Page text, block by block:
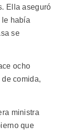
Ella aseguró
había
se
ocho
comida,
ministra
que